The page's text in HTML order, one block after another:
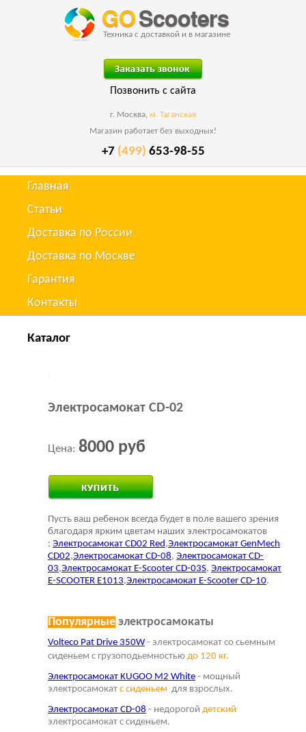
Техника с доставкой и в магазине
Позвонить с сайта
г. Москва, м. Таганская
Магазин работает без выходных!
+7 (499) 653-98-55
Главная
Статьи
Доставка по России
Доставка по Москве
Гарантия
Контакты
Каталог
Электросамокат CD-02
Цена: 8000 руб
Пусть ваш ребенок всегда будет в поле вашего зрения
благодаря ярким цветам наших электросамокатов
: Электросамокат CD02 Red,Электросамокат GenMech
CD02,Электросамокат CD-08, Электросамокат CD-
03,Электросамокат E-Scooter CD-03S, Электросамокат
E-SCOOTER E1013,Электросамокат E-Scooter CD-10.
Популярные электросамокаты
Volteco Pat Drive 350W - электросамокат со сьемным
сиденьем с грузоподьемностью до 120 кг.
Электросамокат KUGOO M2 White - мощный
электросамокат с сиденьем для взрослых.
Электросамокат CD-08 - недорогой детский
электросамокат с сиденьем.